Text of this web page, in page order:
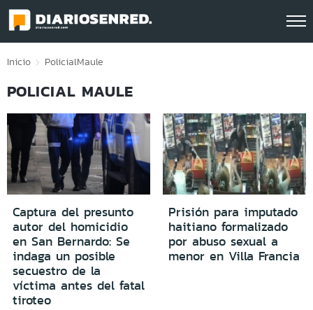
Click acá para ir directamente al contenido
Inicio PolicialMaule
POLICIAL MAULE
Captura del presunto
autor del homicidio
en San Bernardo: Se
indaga un posible
secuestro de la
víctima antes del fatal
tiroteo
Prisión para imputado
haitiano formalizado
por abuso sexual a
menor en Villa Francia